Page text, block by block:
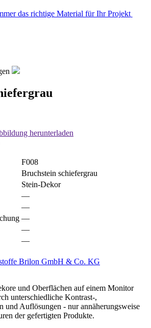
das richtige Material für Ihr Projekt
herunterladen
F008
Bruchstein schiefergrau
Stein-Dekor
—
—
—
—
—
Brilon GmbH & Co. KG
und Oberflächen auf einem Monitor
unterschiedliche Kontrast-,
und Auflösungen - nur annäherungsweise
der gefertigten Produkte.